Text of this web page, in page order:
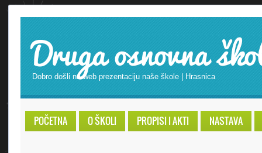
Druga osnovna
Dobro došli na web prezentaciju naše škole | Hrasnica
POČETNA O ŠKOLI PROPISI I AKTI NASTAVA